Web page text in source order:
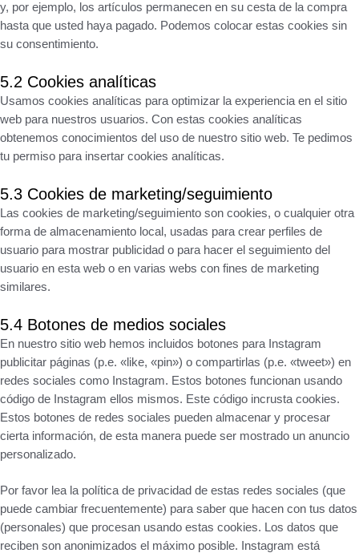
y, por ejemplo, los artículos permanecen en su cesta de la compra
hasta que usted haya pagado. Podemos colocar estas cookies sin
su consentimiento.
5.2 Cookies analíticas
Usamos cookies analíticas para optimizar la experiencia en el sitio
web para nuestros usuarios. Con estas cookies analíticas
obtenemos conocimientos del uso de nuestro sitio web. Te pedimos
tu permiso para insertar cookies analíticas.
5.3 Cookies de marketing/seguimiento
Las cookies de marketing/seguimiento son cookies, o cualquier otra
forma de almacenamiento local, usadas para crear perfiles de
usuario para mostrar publicidad o para hacer el seguimiento del
usuario en esta web o en varias webs con fines de marketing
similares.
5.4 Botones de medios sociales
En nuestro sitio web hemos incluidos botones para Instagram
publicitar páginas (p.e. «like, «pin») o compartirlas (p.e. «tweet») en
redes sociales como Instagram. Estos botones funcionan usando
código de Instagram ellos mismos. Este código incrusta cookies.
Estos botones de redes sociales pueden almacenar y procesar
cierta información, de esta manera puede ser mostrado un anuncio
personalizado.
Por favor lea la política de privacidad de estas redes sociales (que
puede cambiar frecuentemente) para saber que hacen con tus datos
(personales) que procesan usando estas cookies. Los datos que
reciben son anonimizados el máximo posible. Instagram está